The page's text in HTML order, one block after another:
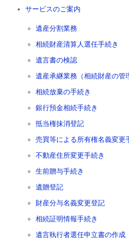
サービスのご案内
遺産分割業務
相続財産清算人選任手続き
遺言書の検認
遺産承継業務（相続財産の管
相続放棄の手続き
銀行預金相続手続き
抵当権抹消登記
売買等による所有権名義変更
不動産住所変更手続き
生前贈与手続き
遺贈登記
財産分与名義変更登記
相続証明情報手続き
遺言執行者選任申立書の作成